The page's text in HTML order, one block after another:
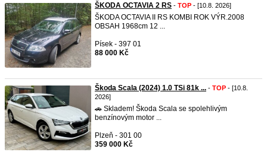
ŠKODA OCTAVIA 2 RS - TOP - [10.8. 2026]
ŠKODA OCTAVIA II RS KOMBI ROK VÝR.2008
OBSAH 1968cm 12 ...
Písek - 397 01
88 000 Kč
Škoda Scala (2024) 1.0 TSi 81k ... - TOP - [10.8.
2026]
🚗 Skladem! Škoda Scala se spolehlivým
benzínovým motor ...
Plzeň - 301 00
359 000 Kč